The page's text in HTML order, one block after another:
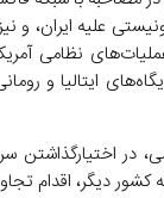
علیه ایران، و نیز
نظامی
ایتالیا و
۳۳۱۴ مجمع عمومی، در
کشور دیگر، اقدام